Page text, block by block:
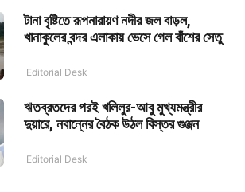
টানা বৃষ্টিতে রূপনারায়ণ নদীর জল বাড়ল,
খানাকুলের বন্দর এলাকায় ভেসে গেল বাঁশের সেতু
Editorial Desk
ঋতব্রতদের পরই খলিলুর-আবু মুখ্যমন্ত্রীর
দুয়ারে, নবান্নের বৈঠক উঠল বিস্তর গুঞ্জন
Editorial Desk